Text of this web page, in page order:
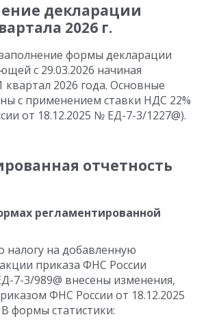
декларации
2026 г.
формы декларации
с 29.03.2026 начиная
квартал 2026 года. Основные
с применением ставки НДС 22%
от 18.12.2025 № ЕД-7-3/1227@).
отчетность
регламентированной
налогу на добавленную
приказа ФНС России
7-3/989@ внесены изменения,
ФНС России от 18.12.2025
формы статистики: